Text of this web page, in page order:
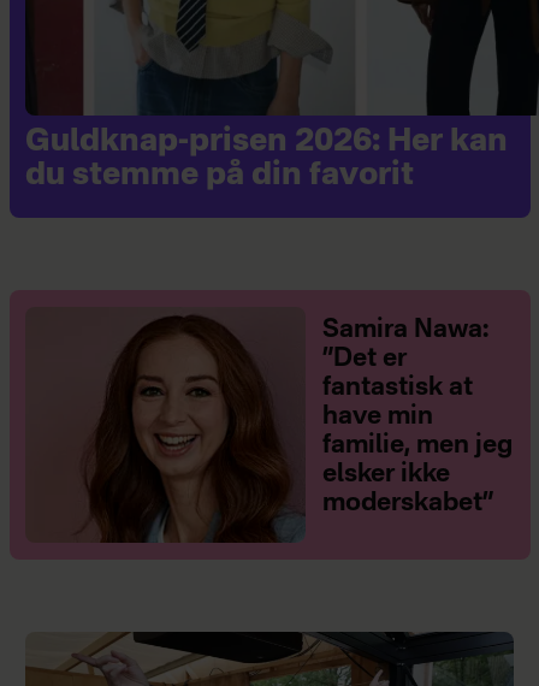
Guldknap-prisen 2026: Her kan
du stemme på din favorit
Samira Nawa:
”Det er
fantastisk at
have min
familie, men jeg
elsker ikke
moderskabet”